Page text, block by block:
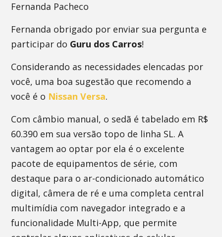
Fernanda Pacheco
Fernanda obrigado por enviar sua pergunta e
participar do Guru dos Carros!
Considerando as necessidades elencadas por
você, uma boa sugestão que recomendo a
você é o Nissan Versa.
Com câmbio manual, o sedã é tabelado em R$
60.390 em sua versão topo de linha SL. A
vantagem ao optar por ela é o excelente
pacote de equipamentos de série, com
destaque para o ar-condicionado automático
digital, câmera de ré e uma completa central
multimídia com navegador integrado e a
funcionalidade Multi-App, que permite